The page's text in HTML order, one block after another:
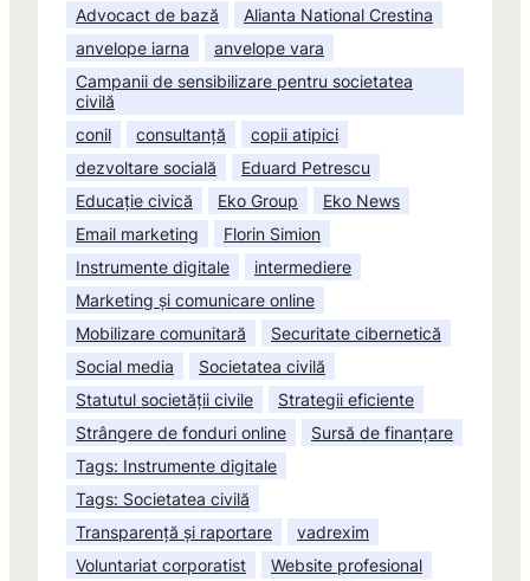
Advocact de bază
Alianta National Crestina
anvelope iarna
anvelope vara
Campanii de sensibilizare pentru societatea
civilă
conil
consultanță
copii atipici
dezvoltare socială
Eduard Petrescu
Educație civică
Eko Group
Eko News
Email marketing
Florin Simion
Instrumente digitale
intermediere
Marketing și comunicare online
Mobilizare comunitară
Securitate cibernetică
Social media
Societatea civilă
Statutul societății civile
Strategii eficiente
Strângere de fonduri online
Sursă de finanțare
Tags: Instrumente digitale
Tags: Societatea civilă
Transparență și raportare
vadrexim
Voluntariat corporatist
Website profesional